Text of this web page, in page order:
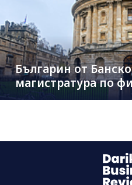
Българин от
магистратура по